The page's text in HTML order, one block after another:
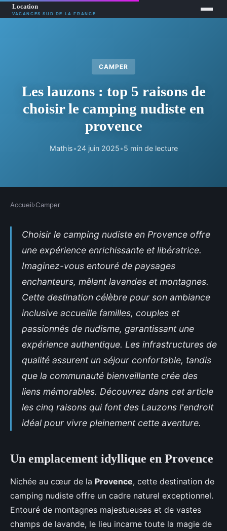
CAMPER
Les lauzons : top 5 raisons de
choisir le camping nudiste en
provence
Mathis•24 juin 2025•5 min de lecture
Accueil›Camper
Choisir le camping nudiste en Provence offre
une expérience enrichissante et libératrice.
Imaginez-vous entouré de paysages
enchanteurs, mêlant lavandes et montagnes.
Cette destination célèbre pour son ambiance
inclusive accueille familles, couples et
passionnés de nudisme, garantissant une
expérience authentique. Les infrastructures de
qualité assurent un séjour confortable, tandis
que la communauté bienveillante crée des
liens mémorables. Découvrez dans cet article
les cinq raisons qui font des Lauzons l'endroit
idéal pour vivre pleinement cette aventure.
Un emplacement idyllique en Provence
Nichée au cœur de la Provence, cette destination de
camping nudiste offre un cadre naturel exceptionnel.
Entouré de montagnes majestueuses et de vastes
champs de lavande, le lieu incarne toute la magie de